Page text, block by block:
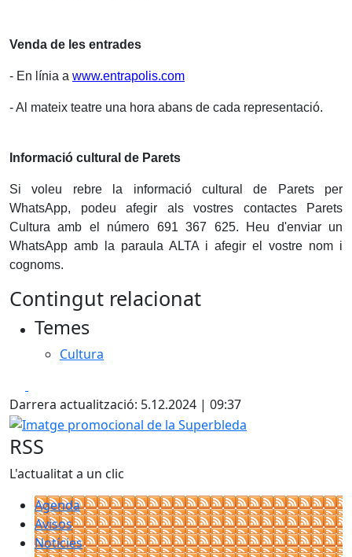
Venda de les entrades
- En línia a www.entrapolis.com
- Al mateix teatre una hora abans de cada representació.
Informació cultural de Parets
Si voleu rebre la informació cultural de Parets per
WhatsApp, podeu afegir als vostres contactes Parets
Cultura amb el número 691 367 625. Heu d'enviar un
WhatsApp amb la paraula ALTA i afegir el vostre nom i
cognoms.
Contingut relacionat
Temes
Cultura
Darrera actualització: 5.12.2024 | 09:37
Imatge promocional de la Superbleda
RSS
L'actualitat a un clic
Agenda
Avisos
Notícies